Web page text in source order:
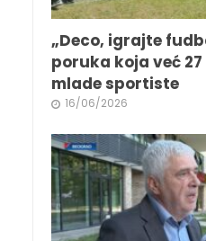
„Deco, igrajte
poruka koja već
mlade sportiste
16/06/2026